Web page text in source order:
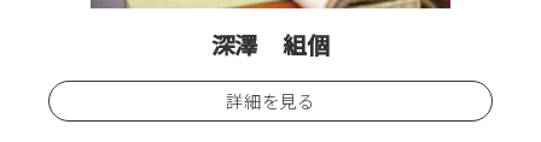
深澤 組個
詳細を見る